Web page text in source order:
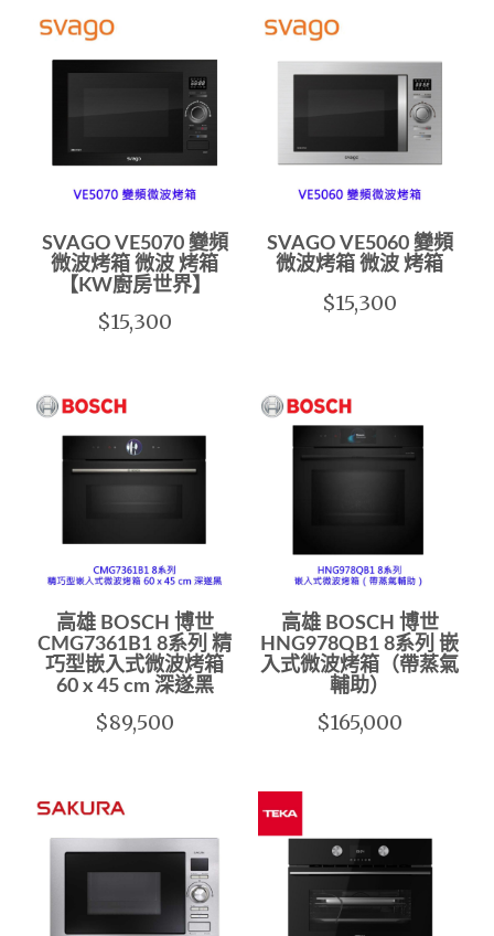
SVAGO VE5070 變頻
微波烤箱 微波 烤箱
【KW廚房世界】
$15,300
SVAGO VE5060 變頻
微波烤箱 微波 烤箱
$15,300
高雄 BOSCH 博世
CMG7361B1 8系列 精
巧型嵌入式微波烤箱
60 x 45 cm 深遂黑
$89,500
高雄 BOSCH 博世
HNG978QB1 8系列 嵌
入式微波烤箱（帶蒸氣
輔助）
$165,000